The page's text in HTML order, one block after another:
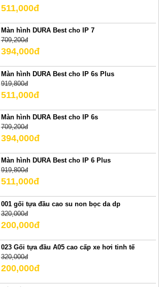
511,000đ
Màn hình DURA Best cho IP 7
709,200đ
394,000đ
Màn hình DURA Best cho IP 6s Plus
919,800đ
511,000đ
Màn hình DURA Best cho IP 6s
709,200đ
394,000đ
Màn hình DURA Best cho IP 6 Plus
919,800đ
511,000đ
001 gối tựa đầu cao su non bọc da dp
320,000đ
200,000đ
023 Gối tựa đầu A05 cao cấp xe hơi tinh tế
320,000đ
200,000đ